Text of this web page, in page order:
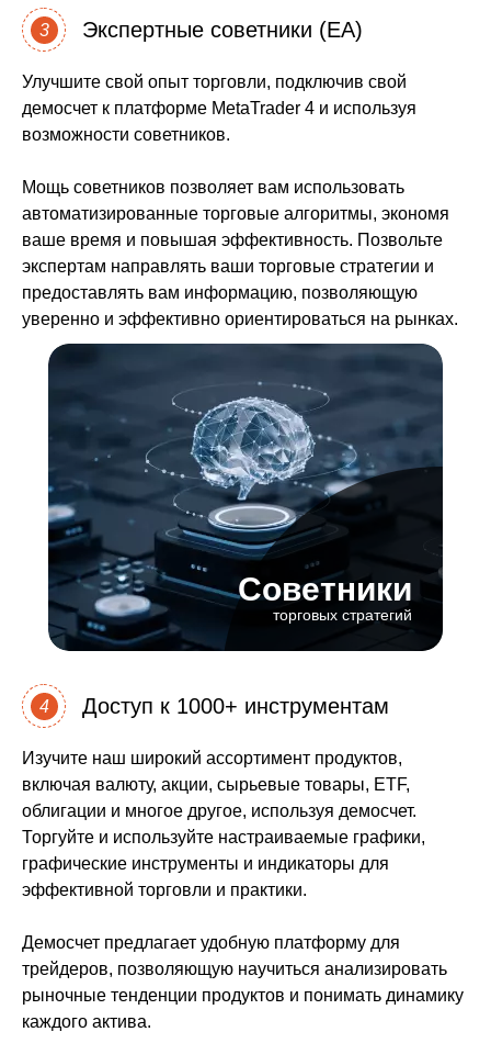
3 Экспертные советники (EA)
Улучшите свой опыт торговли, подключив свой
демосчет к платформе MetaTrader 4 и используя
возможности советников.
Мощь советников позволяет вам использовать
автоматизированные торговые алгоритмы, экономя
ваше время и повышая эффективность. Позвольте
экспертам направлять ваши торговые стратегии и
предоставлять вам информацию, позволяющую
уверенно и эффективно ориентироваться на рынках.
Советники
торговых стратегий
4 Доступ к 1000+ инструментам
Изучите наш широкий ассортимент продуктов,
включая валюту, акции, сырьевые товары, ETF,
облигации и многое другое, используя демосчет.
Торгуйте и используйте настраиваемые графики,
графические инструменты и индикаторы для
эффективной торговли и практики.
Демосчет предлагает удобную платформу для
трейдеров, позволяющую научиться анализировать
рыночные тенденции продуктов и понимать динамику
каждого актива.